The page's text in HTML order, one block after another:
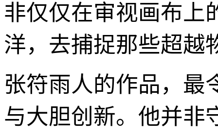
非仅仅在审视画布上
洋，去捕捉那些超越
张符雨人的作品，最
与大胆创新。他并非